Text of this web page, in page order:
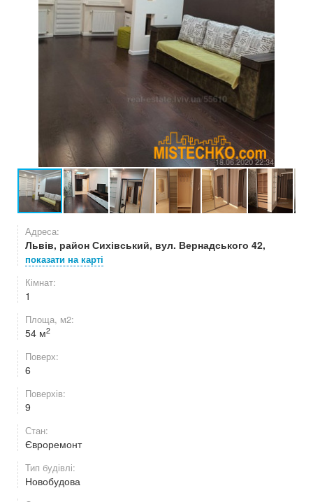
Адреса:
Львів, район Сихівський, вул. Вернадського 42,
показати на карті
Кімнат:
1
Площа, м2:
54 м2
Поверх:
6
Поверхів:
9
Стан:
Євроремонт
Тип будівлі:
Новобудова